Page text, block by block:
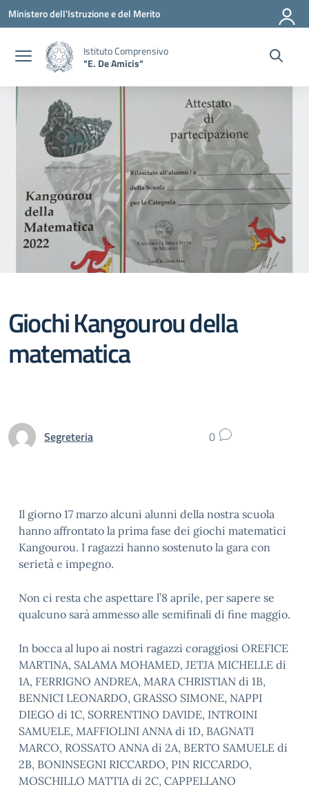
Vai ai contenuti
Vai al menu di navigazione
Vai al footer
Ministero dell'Istruzione e del Merito
Istituto Comprensivo
"E. De Amicis"
Giochi Kangourou della
matematica
Segreteria 0
Il giorno 17 marzo alcuni alunni della nostra scuola
hanno affrontato la prima fase dei giochi matematici
Kangourou. I ragazzi hanno sostenuto la gara con
serietà e impegno.
Non ci resta che aspettare l’8 aprile, per sapere se
qualcuno sarà ammesso alle semifinali di fine maggio.
In bocca al lupo ai nostri ragazzi coraggiosi OREFICE
MARTINA, SALAMA MOHAMED, JETJA MICHELLE di
1A, FERRIGNO ANDREA, MARA CHRISTIAN di 1B,
BENNICI LEONARDO, GRASSO SIMONE, NAPPI
DIEGO di 1C, SORRENTINO DAVIDE, INTROINI
SAMUELE, MAFFIOLINI ANNA di 1D, BAGNATI
MARCO, ROSSATO ANNA di 2A, BERTO SAMUELE di
2B, BONINSEGNI RICCARDO, PIN RICCARDO,
MOSCHILLO MATTIA di 2C, CAPPELLANO